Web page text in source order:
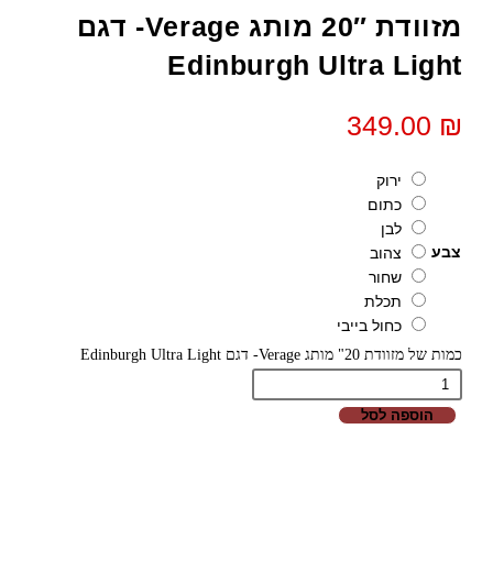
מזוודת 20″ מותג Verage- דגם
Edinburgh Ultra Light
349.00 ₪
צבע
ירוק
כתום
לבן
צהוב
שחור
תכלת
כחול בייבי
כמות של מזוודת 20" מותג Verage- דגם Edinburgh Ultra Light
הוספה לסל